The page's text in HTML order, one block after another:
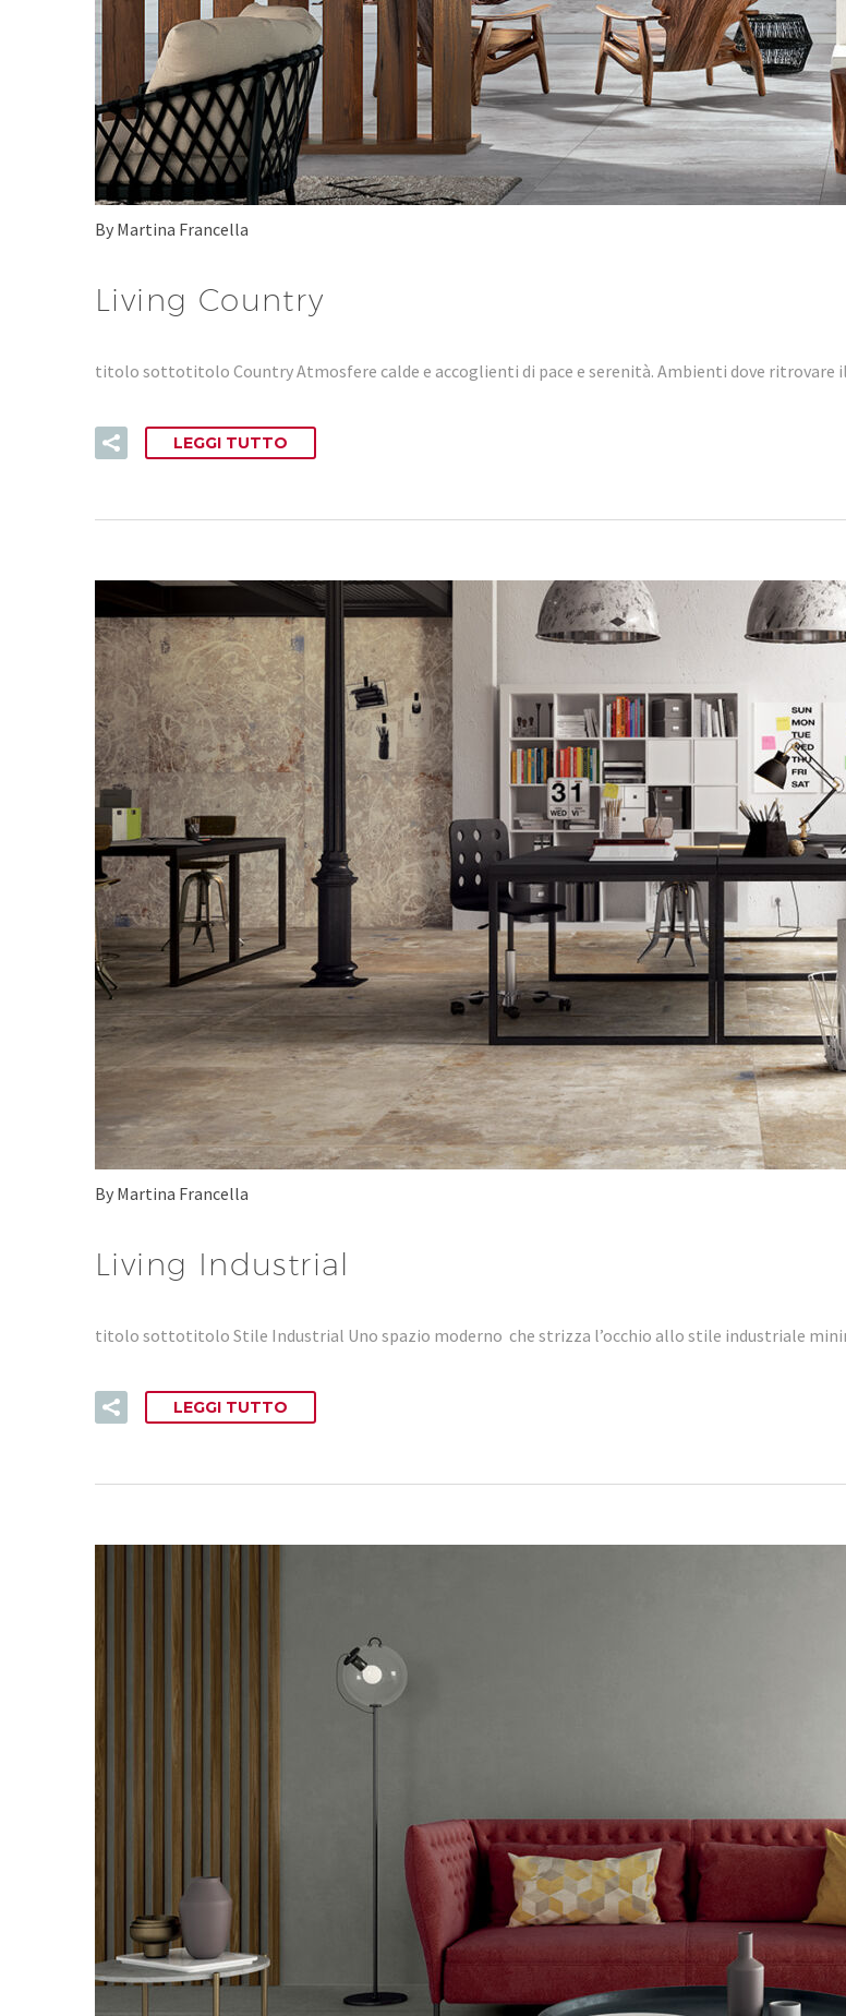
By Martina Francella
Living Country
titolo sottotitolo Country Atmosfere calde e accoglienti di pace e serenità. Ambienti dove
LEGGI TUTTO
By Martina Francella
Living Industrial
titolo sottotitolo Stile Industrial Uno spazio moderno che strizza l’occhio allo stile industriale
LEGGI TUTTO